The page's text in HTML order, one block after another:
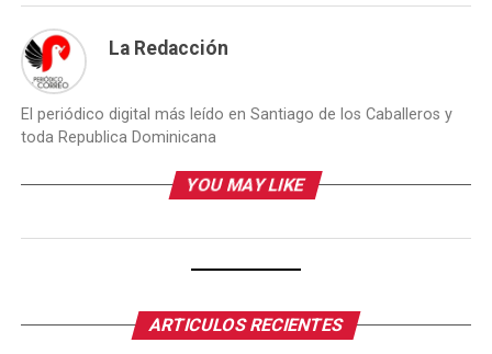
demuestra el
interés de la
empresa en
continuar con
las
exploraciones
mineras en la
Septentrional.
sus trabajos,
seguir
La Redacción
El periódico digital más leído en Santiago de los Caballeros y
toda Republica Dominicana
YOU MAY LIKE
ARTICULOS RECIENTES